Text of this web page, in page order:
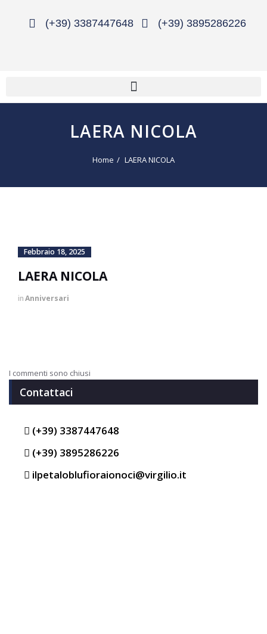
(+39) 3387447648 (+39) 3895286226
LAERA NICOLA
Home LAERA NICOLA
Febbraio 18, 2025
LAERA NICOLA
inAnniversari
I commenti sono chiusi
Contattaci
(+39) 3387447648
(+39) 3895286226
ilpetaloblufioraionoci@virgilio.it